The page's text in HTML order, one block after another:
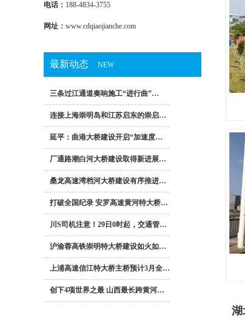
电话： 188-4834-3755
网址： www.cdqiaojianche.com
最新动态 NEW
三条过江通道奏响施工“进行曲”…
连接上海崇明岛和江苏启东的崇启…
延平：曲港大桥建设开启“加速度…
厂通路潮白河大桥建设取得新进展…
桑龙高速湾档河大桥建设有序推进…
打破全国纪录 安罗高速黄河特大桥…
川S司机注意！29日0时起，交通管…
沪渝蓉高铁崇明特大桥建设如火如…
上浦高速信江特大桥主桥预计3月全…
创下4项世界之最 山西最长跨黄河…
湖